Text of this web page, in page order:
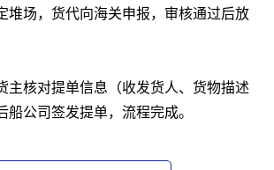
堆场，货代向海关申报，审核通过后放
主核对提单信息（收发货人、货物描述
船公司签发提单，流程完成。